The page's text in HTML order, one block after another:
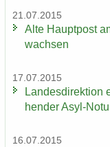
21.07.2015
Alte Haupt­post
wach­sen
17.07.2015
Lan­des­di­rek­ti­on
hen­der Asyl-​
16.07.2015